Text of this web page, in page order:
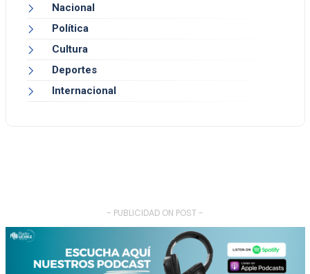
Nacional
Política
Cultura
Deportes
Internacional
- PUBLICIDAD ON POST -